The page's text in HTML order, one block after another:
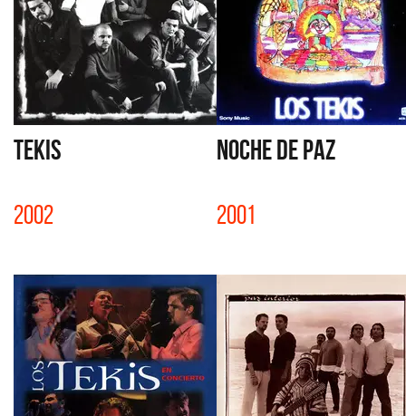
TEKIS
2002
NOCHE DE PAZ
2001